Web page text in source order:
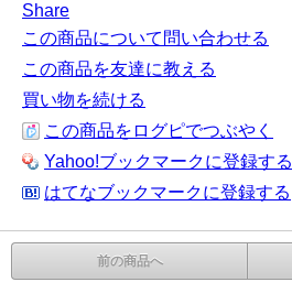
Share
この商品について問い合わせる
この商品を友達に教える
買い物を続ける
この商品をログピでつぶやく
Yahoo!ブックマークに登録する
はてなブックマークに登録する
前の商品へ